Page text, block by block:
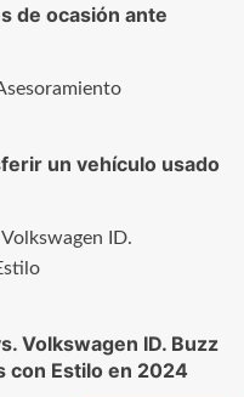
de ocasión ante
un vehículo usado
Volkswagen ID. Buzz
con Estilo en 2024